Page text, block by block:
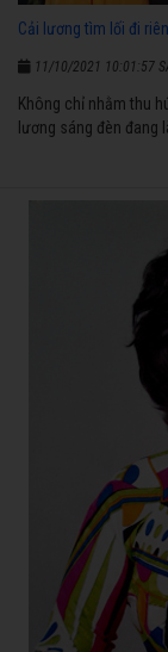
Cải lương tìm lối đi
11/10/2021 10:01:57
Không chỉ nhằm thu
lương sáng đèn